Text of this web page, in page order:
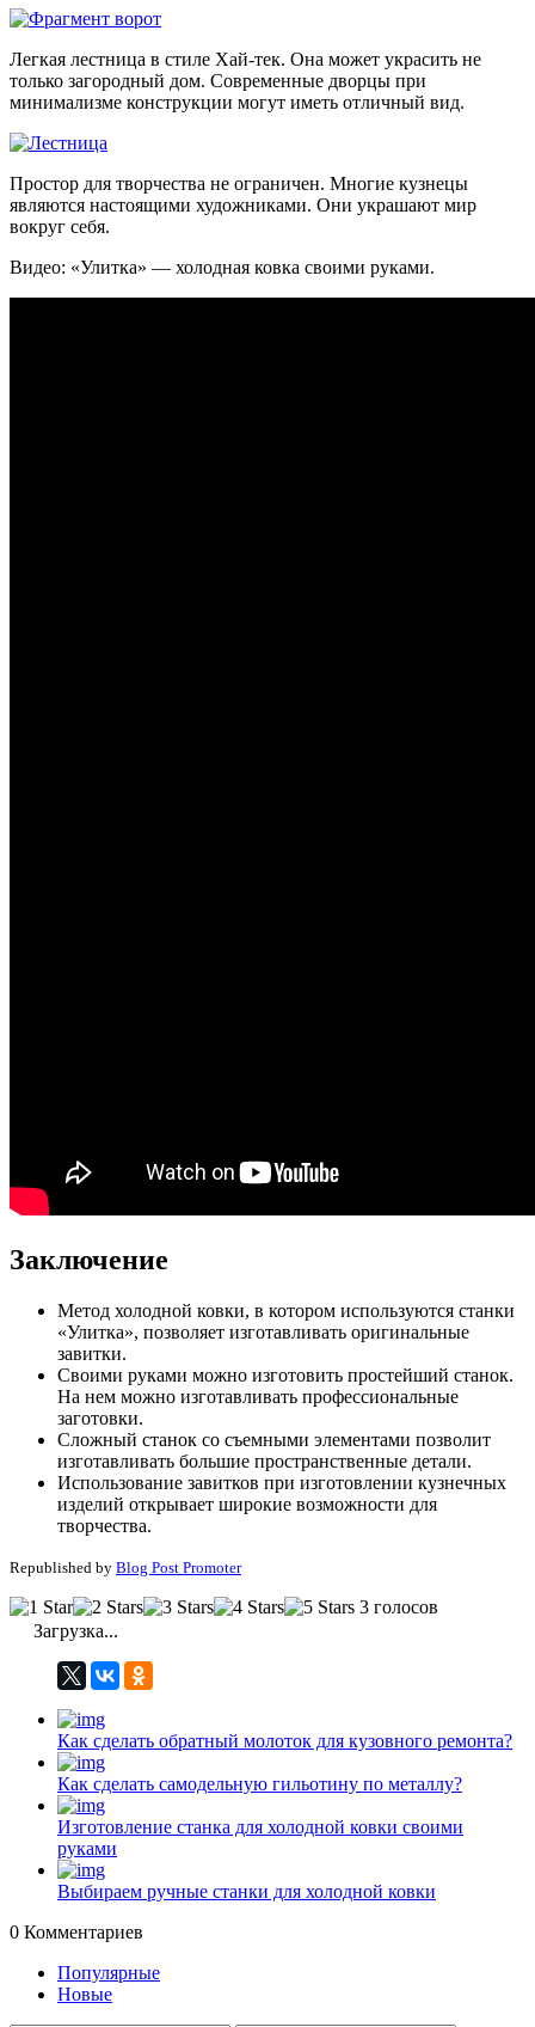
Легкая лестница в стиле Хай-тек. Она может украсить не
только загородный дом. Современные дворцы при
минимализме конструкции могут иметь отличный вид.
Простор для творчества не ограничен. Многие кузнецы
являются настоящими художниками. Они украшают мир
вокруг себя.
Видео: «Улитка» — холодная ковка своими руками.
Заключение
Метод холодной ковки, в котором используются станки
«Улитка», позволяет изготавливать оригинальные
завитки.
Своими руками можно изготовить простейший станок.
На нем можно изготавливать профессиональные
заготовки.
Сложный станок со съемными элементами позволит
изготавливать большие пространственные детали.
Использование завитков при изготовлении кузнечных
изделий открывает широкие возможности для
творчества.
Republished by Blog Post Promoter
3 голосов
Загрузка...
Как сделать обратный молоток для кузовного ремонта?
Как сделать самодельную гильотину по металлу?
Изготовление станка для холодной ковки своими
руками
Выбираем ручные станки для холодной ковки
0 Комментариев
Популярные
Новые